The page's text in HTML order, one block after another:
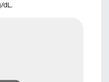
dL.